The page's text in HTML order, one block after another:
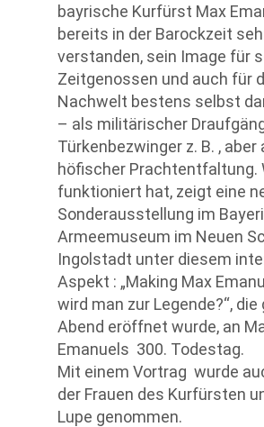
bayrische Kurfürst Max
bereits in der Barockzeit
verstanden, sein Image für
Zeitgenossen und auch für
Nachwelt bestens selbst
– als militärischer
Türkenbezwinger z. B. , aber
höfischer Prachtentfaltung.
funktioniert hat, zeigt eine
Sonderausstellung im
Armeemuseum im Neuen
Ingolstadt unter diesem
Aspekt : „Making Max
wird man zur Legende?“,
Abend eröffnet wurde, an
Emanuels 300. Todestag.
Mit einem Vortrag wurde
der Frauen des Kurfürsten
Lupe genommen.